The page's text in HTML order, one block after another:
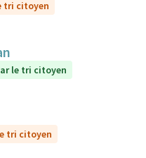
tri citoyen
le tri citoyen
tri citoyen